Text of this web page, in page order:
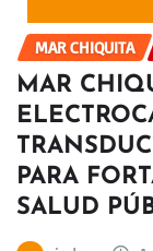
MAR CHIQUITA
MAR
PARA
SALUD